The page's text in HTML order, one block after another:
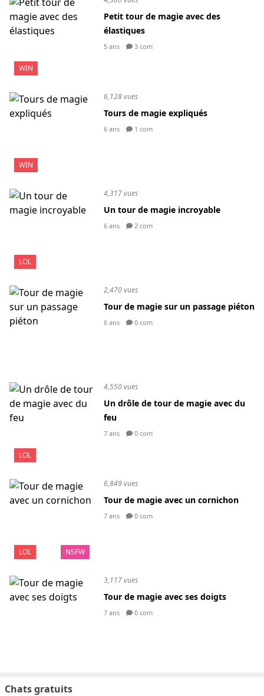
WIN
Petit tour de magie avec des
élastiques
5 ans 3 com
WIN
6,128 vues
Tours de magie expliqués
6 ans 1 com
LOL
4,317 vues
Un tour de magie incroyable
6 ans 2 com
2,470 vues
Tour de magie sur un passage piéton
6 ans 0 com
LOL
4,550 vues
Un drôle de tour de magie avec du
feu
7 ans 0 com
LOL NSFW
6,849 vues
Tour de magie avec un cornichon
7 ans 0 com
3,117 vues
Tour de magie avec ses doigts
7 ans 0 com
Chats gratuits